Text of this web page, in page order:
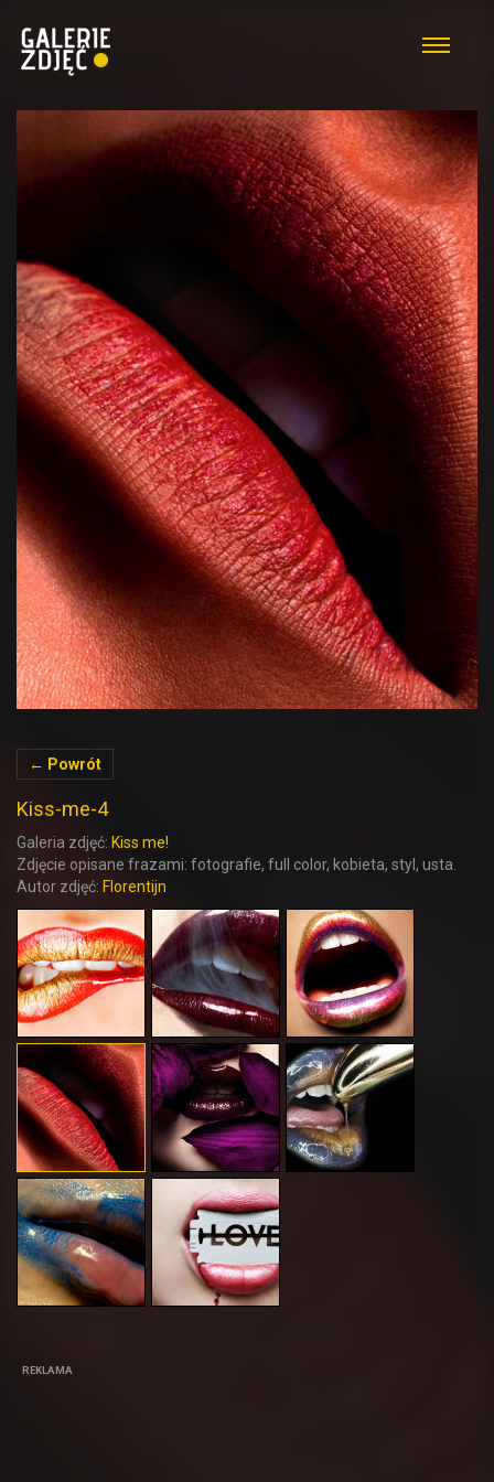
← Powrót
Kiss-me-4
Galeria zdjęć: Kiss me!
Zdjęcie opisane frazami: fotografie, full color, kobieta, styl, usta.
Autor zdjęć: Florentijn
REKLAMA